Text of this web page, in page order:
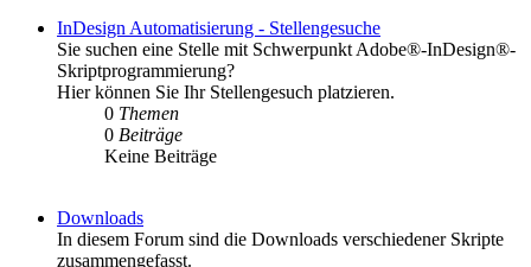
InDesign Automatisierung - Stellengesuche
Sie suchen eine Stelle mit Schwerpunkt Adobe®-InDesign®-
Skriptprogrammierung?
Hier können Sie Ihr Stellengesuch platzieren.
0 Themen
0 Beiträge
Keine Beiträge
Downloads
In diesem Forum sind die Downloads verschiedener Skripte
zusammengefasst.